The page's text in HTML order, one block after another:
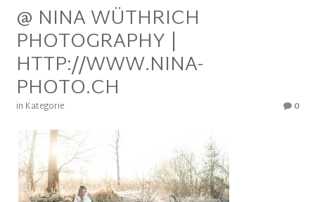
@ NINA WÜTHRICH
PHOTOGRAPHY |
HTTP://WWW.NINA-
PHOTO.CH
in Kategorie 0